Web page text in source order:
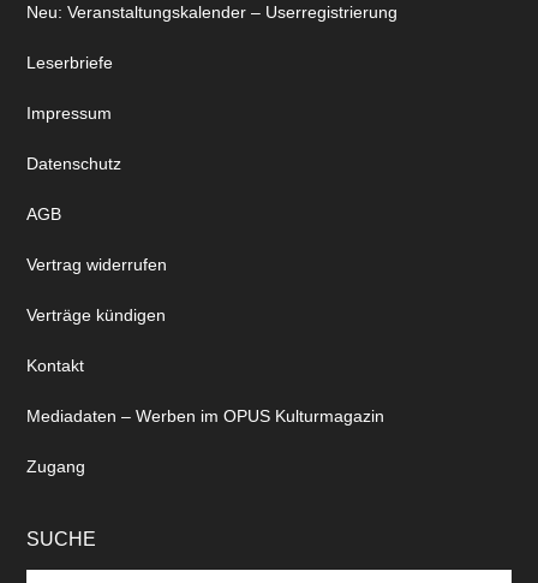
Neu: Veranstaltungskalender – Userregistrierung
Leserbriefe
Impressum
Datenschutz
AGB
Vertrag widerrufen
Verträge kündigen
Kontakt
Mediadaten – Werben im OPUS Kulturmagazin
Zugang
SUCHE